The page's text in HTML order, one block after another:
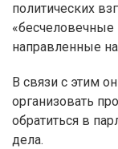
политических
направленные
В связи с этим
организовать
обратиться в
дела.